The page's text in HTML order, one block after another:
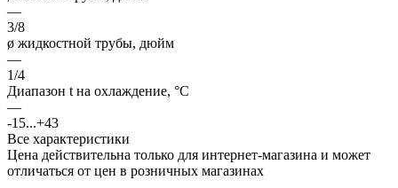
—
3/8
ø жидкостной трубы, дюйм
—
1/4
Диапазон t на охлаждение, °С
—
-15...+43
Все характеристики
Цена действительна только для интернет-магазина и может
отличаться от цен в розничных магазинах